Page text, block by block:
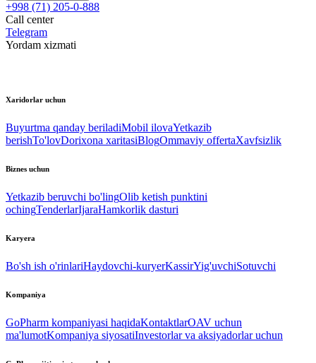
+998 (71) 205-0-888
Call center
Telegram
Yordam xizmati
Xaridorlar uchun
Buyurtma qanday beriladiMobil ilovaYetkazib
berishTo'lovDorixona xaritasiBlogOmmaviy offertaXavfsizlik
Biznes uchun
Yetkazib beruvchi bo'lingOlib ketish punktini
ochingTenderlarIjaraHamkorlik dasturi
Karyera
Bo'sh ish o'rinlariHaydovchi-kuryerKassirYig'uvchiSotuvchi
Kompaniya
GoPharm kompaniyasi haqidaKontaktlarOAV uchun
ma'lumotKompaniya siyosatiInvestorlar va aksiyadorlar uchun